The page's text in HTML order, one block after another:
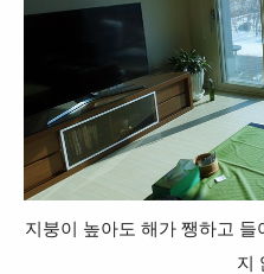
지붕이 높아도 해가 쨍하고
지